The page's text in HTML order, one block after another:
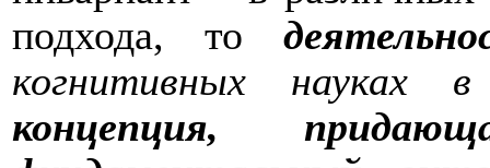
подхода, то
когнитивных науках
концепция,